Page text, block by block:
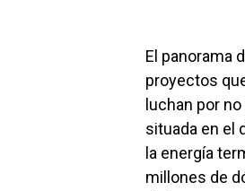
El panorama
proyectos
luchan por
situada en el
la energía
millones de